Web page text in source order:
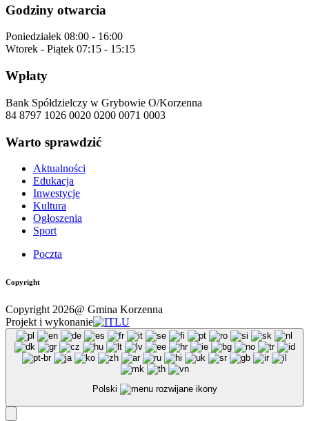
Godziny otwarcia
Poniedziałek 08:00 - 16:00
Wtorek - Piątek 07:15 - 15:15
Wpłaty
Bank Spółdzielczy w Grybowie O/Korzenna
84 8797 1026 0020 0200 0071 0003
Warto sprawdzić
Aktualności
Edukacja
Inwestycje
Kultura
Ogłoszenia
Sport
Poczta
Copyright
Copyright 2026@ Gmina Korzenna
Projekt i wykonanie
Polski